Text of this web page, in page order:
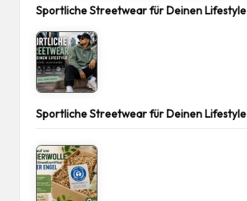
Sportliche Streetwear für Deinen Lifestyle
Sportliche Streetwear für Deinen Lifestyle